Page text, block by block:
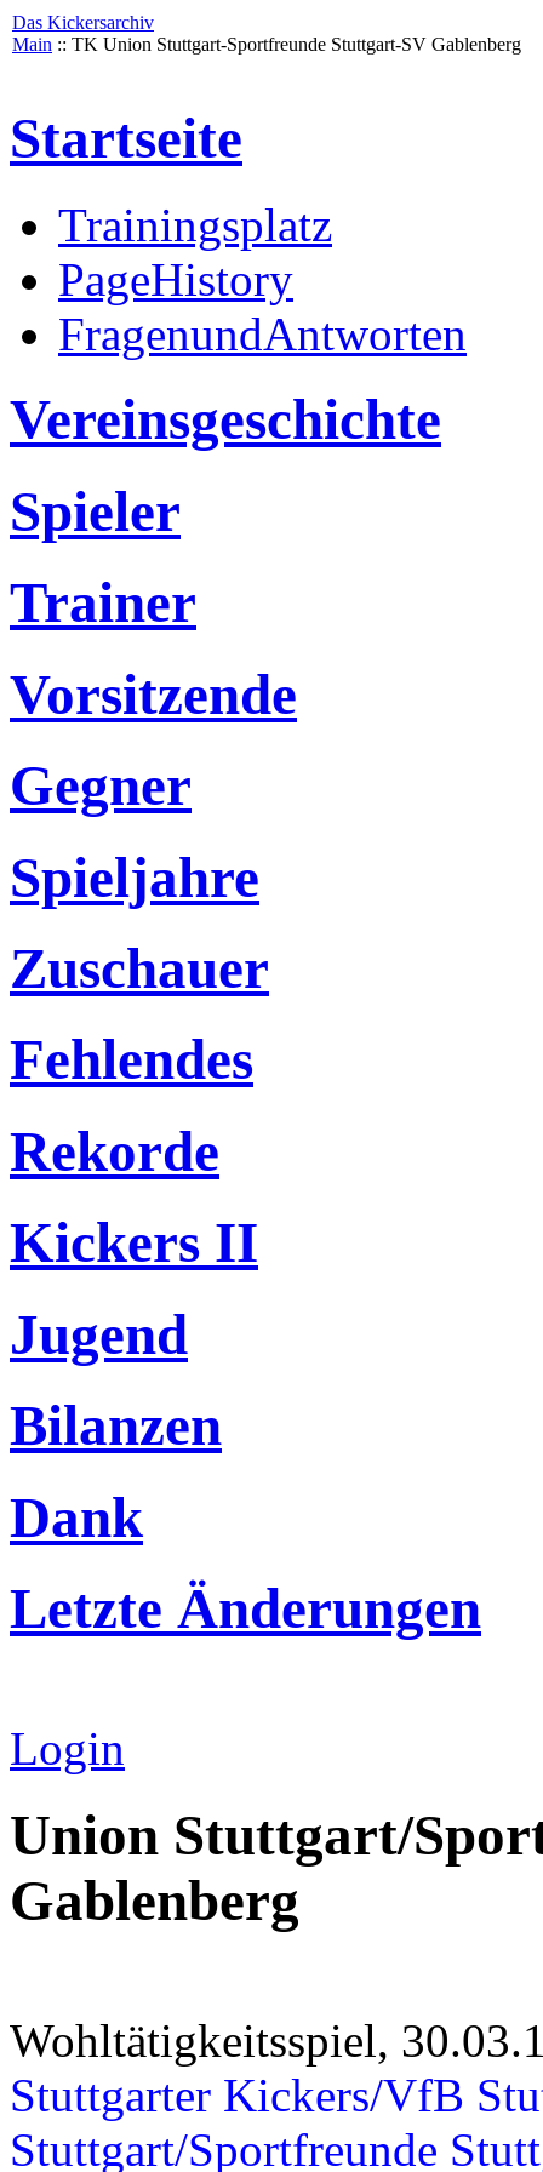
Das Kickersarchiv
Main :: TK Union Stuttgart-Sportfreunde Stuttgart-SV Gablenberg
Startseite
Trainingsplatz
PageHistory
FragenundAntworten
Vereinsgeschichte
Spieler
Trainer
Vorsitzende
Gegner
Spieljahre
Zuschauer
Fehlendes
Rekorde
Kickers II
Jugend
Bilanzen
Dank
Letzte Änderungen
Login
Union Stuttgart/
Gablenberg
Wohltätigkeitsspiel,
Stuttgarter Kickers/VfB
Stuttgart/Sportfreunde